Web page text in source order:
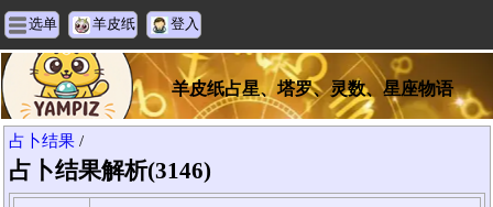
选单 羊皮纸 登入
羊皮纸占星、塔罗、灵数、星座物语
占卜结果 /
占卜结果解析(3146)